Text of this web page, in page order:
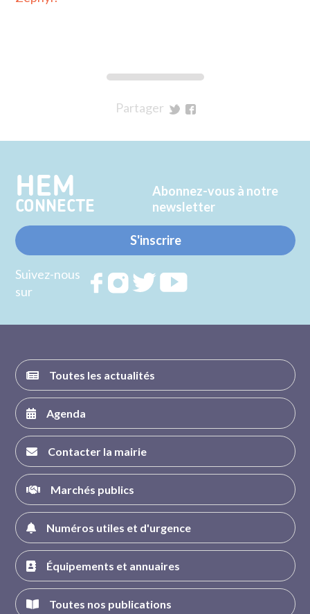
Partager
Twitter
Facebook
HEM
CONNECTE
Abonnez-vous à notre
newsletter
S'inscrire
Suivez-nous
sur
RejoignezRejoignezRejoignez
Toutes les actualités
Agenda
Contacter la mairie
Marchés publics
Numéros utiles et d'urgence
Équipements et annuaires
Toutes nos publications